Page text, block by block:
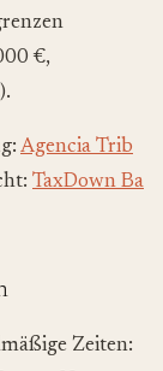
€,
Agencia Trib
TaxDown Ba
Zeiten: